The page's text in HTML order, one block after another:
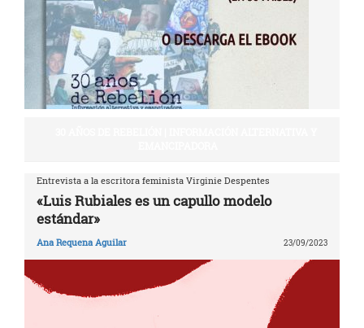
Entrevista a la escritora feminista Virginie Despentes
«Luis Rubiales es un capullo modelo
estándar»
Ana Requena Aguilar 23/09/2023